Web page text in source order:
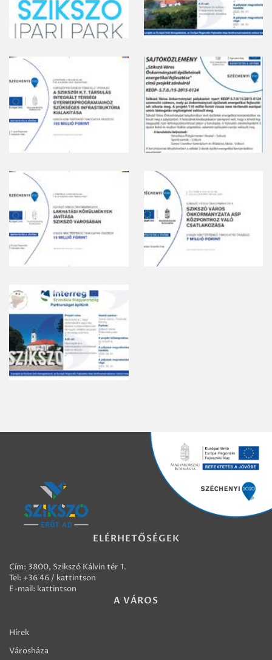
ELÉRHETŐSÉGEK
Cím: 3800, Szikszó Kálvin tér 1.
Tel: +36 46 / kattintson
E-mail: kattintson
A VÁROS
Hírek
Városháza